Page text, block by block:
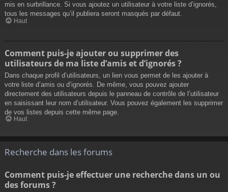
mis en surbrillance. Si vous ajoutez un utilisateur à votre liste d’ignorés,
tous les messages qu’il publiera seront masqués par défaut.
Haut
Comment puis-je ajouter ou supprimer des
utilisateurs de ma liste d’amis et d’ignorés ?
Dans chaque profil d’utilisateurs, un lien vous permet de les ajouter à
votre liste d’amis ou d’ignorés. De même, vous pouvez ajouter
directement des utilisateurs depuis le panneau de contrôle de l’utilisateur
en saisissant leur nom d’utilisateur. Vous pouvez également les supprimer
de vos listes depuis cette même page.
Haut
Recherche dans les forums
Comment puis-je effectuer une recherche dans un ou
des forums ?